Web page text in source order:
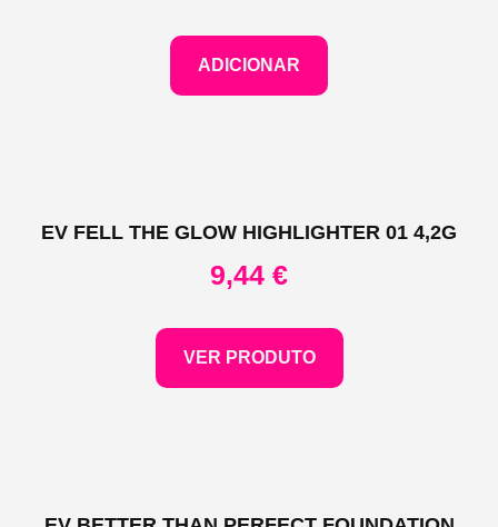
ADICIONAR
EV FELL THE GLOW HIGHLIGHTER 01 4,2G
9,44 €
VER PRODUTO